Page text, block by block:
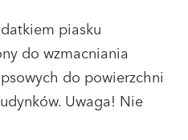
piasku
do wzmacniania
do powierzchni
Uwaga! Nie